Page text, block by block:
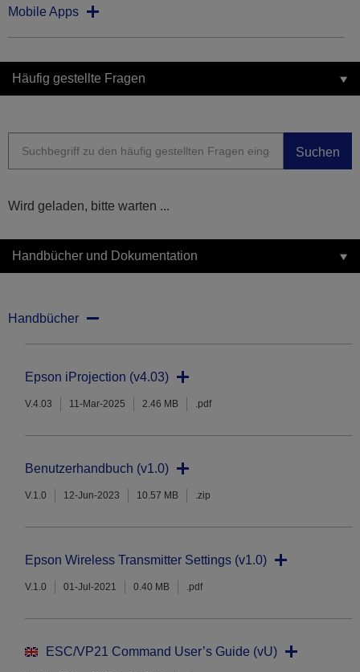
Mobile Apps
Häufig gestellte Fragen
Suchen
Wird geladen, bitte warten ...
Handbücher und Dokumentation
Handbücher
Epson iProjection (v4.03)
V.4.03 11-Mar-2025 2.46 MB .pdf
Benutzerhandbuch (v1.0)
V.1.0 12-Jun-2023 10.57 MB .zip
Epson Wireless Transmitter Settings (v1.0)
V.1.0 01-Jul-2021 0.40 MB .pdf
ESC/VP21 Command User’s Guide (vU)